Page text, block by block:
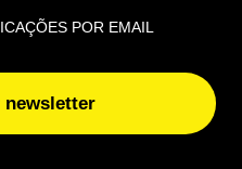
terceira edição da
Agrupamento João
POR EMAIL
newsletter